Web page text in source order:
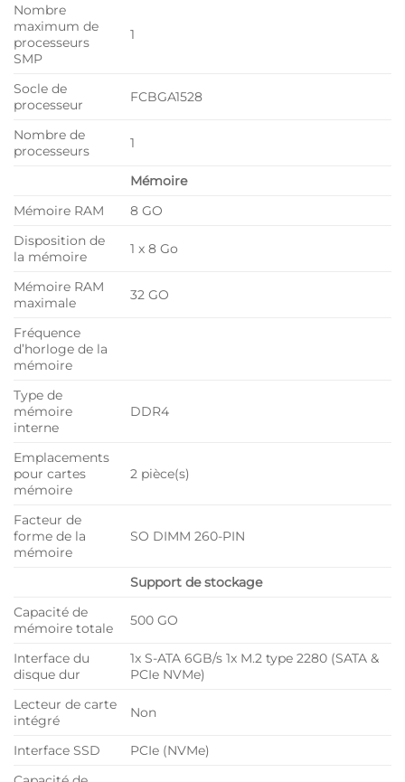
Nombre
maximum de
processeurs
SMP
1
Socle de
processeur
FCBGA1528
Nombre de
processeurs
1
Mémoire
Mémoire RAM
8 GO
Disposition de
la mémoire
1 x 8 Go
Mémoire RAM
maximale
32 GO
Fréquence
d’horloge de la
mémoire
Type de
mémoire
interne
DDR4
Emplacements
pour cartes
mémoire
2 pièce(s)
Facteur de
forme de la
mémoire
SO DIMM 260-PIN
Support de stockage
Capacité de
mémoire totale
500 GO
Interface du
disque dur
1x S-ATA 6GB/s 1x M.2 type 2280 (SATA &
PCIe NVMe)
Lecteur de carte
intégré
Non
Interface SSD
PCIe (NVMe)